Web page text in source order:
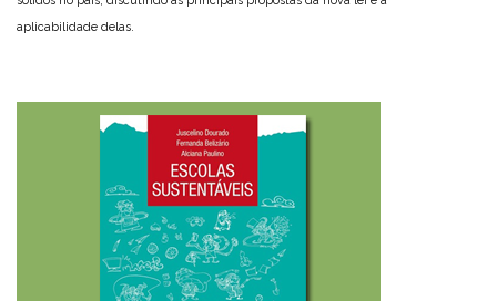
aplicabilidade delas.